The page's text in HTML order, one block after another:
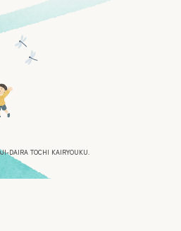
DAIRA TOCHI KAIRYOUKU.